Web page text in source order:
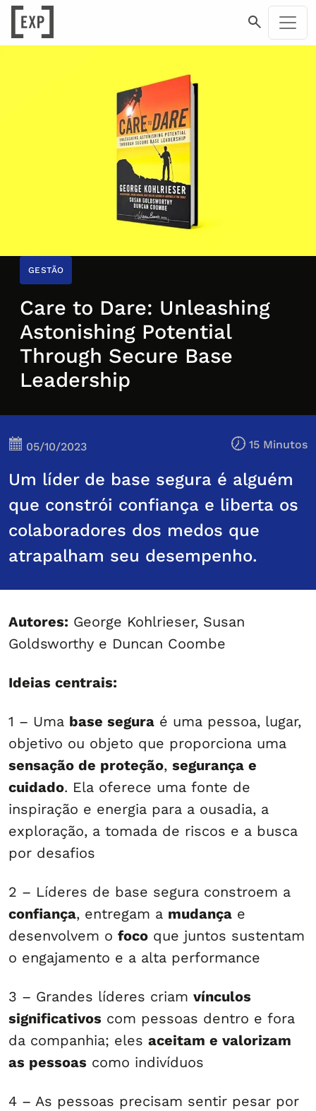
GESTÃO
Care to Dare: Unleashing
Astonishing Potential
Through Secure Base
Leadership
05/10/2023 15 Minutos
Um líder de base segura é alguém
que constrói confiança e liberta os
colaboradores dos medos que
atrapalham seu desempenho.
Autores: George Kohlrieser, Susan
Goldsworthy e Duncan Coombe
Ideias centrais:
1 – Uma base segura é uma pessoa, lugar,
objetivo ou objeto que proporciona uma
sensação de proteção, segurança e
cuidado. Ela oferece uma fonte de
inspiração e energia para a ousadia, a
exploração, a tomada de riscos e a busca
por desafios
2 – Líderes de base segura constroem a
confiança, entregam a mudança e
desenvolvem o foco que juntos sustentam
o engajamento e a alta performance
3 – Grandes líderes criam vínculos
significativos com pessoas dentro e fora
da companhia; eles aceitam e valorizam
as pessoas como indivíduos
4 – As pessoas precisam sentir pesar por